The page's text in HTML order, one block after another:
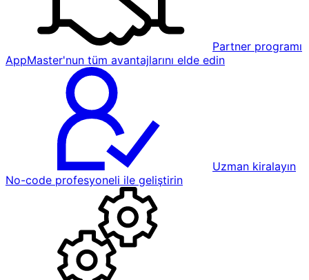
Partner programı
AppMaster'nun tüm avantajlarını elde edin
Uzman kiralayın
No-code profesyoneli ile geliştirin